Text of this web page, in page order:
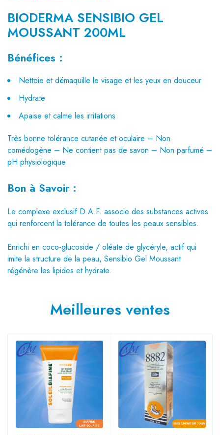
BIODERMA SENSIBIO GEL
MOUSSANT 200ML
Bénéfices :
Nettoie et démaquille le visage et les yeux en douceur
Hydrate
Apaise et calme les irritations
Très bonne tolérance cutanée et oculaire – Non
comédogène – Ne contient pas de savon – Non parfumé –
pH physiologique
Bon à Savoir :
Le complexe exclusif D.A.F. associe des substances actives
qui renforcent la tolérance de toutes les peaux sensibles.
Enrichi en coco-glucoside / oléate de glycéryle, actif qui
imite la structure de la peau, Sensibio Gel Moussant
régénère les lipides et hydrate.
Meilleures ventes